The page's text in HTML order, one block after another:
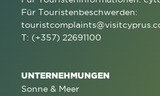
Für Touristenbeschwerden:
T: (+357) 22691100
UNTERNEHMUNGEN
Sonne & Meer